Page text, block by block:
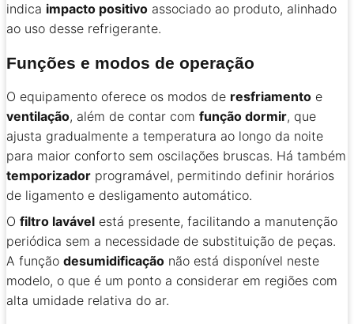
indica impacto positivo associado ao produto, alinhado
ao uso desse refrigerante.
Funções e modos de operação
O equipamento oferece os modos de resfriamento e
ventilação, além de contar com função dormir, que
ajusta gradualmente a temperatura ao longo da noite
para maior conforto sem oscilações bruscas. Há também
temporizador programável, permitindo definir horários
de ligamento e desligamento automático.
O filtro lavável está presente, facilitando a manutenção
periódica sem a necessidade de substituição de peças.
A função desumidificação não está disponível neste
modelo, o que é um ponto a considerar em regiões com
alta umidade relativa do ar.